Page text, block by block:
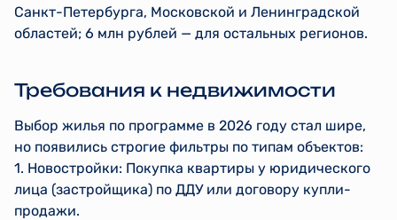
Санкт-Петербурга, Московской и Ленинградской
областей; 6 млн рублей — для остальных регионов.
Требования к недвижимости
Выбор жилья по программе в 2026 году стал шире,
но появились строгие фильтры по типам объектов:
1. Новостройки: Покупка квартиры у юридического
лица (застройщика) по ДДУ или договору купли-
продажи.